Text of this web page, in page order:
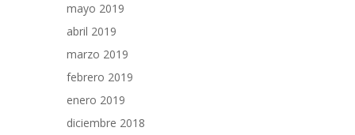
mayo 2019
abril 2019
marzo 2019
febrero 2019
enero 2019
diciembre 2018